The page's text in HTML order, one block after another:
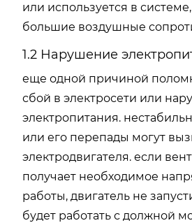
или используется в
большие воздушные
1.2 Нарушение
еще одной причиной
сбой в электросети или
электропитания.
или его перепады могут
электродвигателя. если
получает необходимое
работы, двигатель не
будет работать с должной